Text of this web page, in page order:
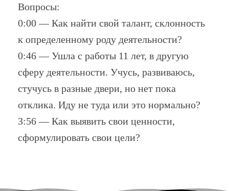
Вопросы:
0:00 — Как найти свой талант, склонность
к определенному роду деятельности?
0:46 — Ушла с работы 11 лет, в другую
сферу деятельности. Учусь, развиваюсь,
стучусь в разные двери, но нет пока
отклика. Иду не туда или это нормально?
3:56 — Как выявить свои ценности,
сформулировать свои цели?